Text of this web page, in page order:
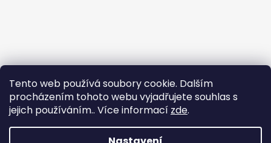
Tento web používá soubory cookie. Dalším
procházením tohoto webu vyjadřujete souhlas s
jejich používáním.. Více informací zde.